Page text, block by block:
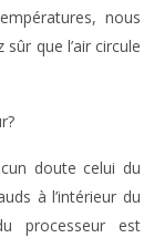
nous
que l’air circule
doute celui du
à l’intérieur du
processeur est